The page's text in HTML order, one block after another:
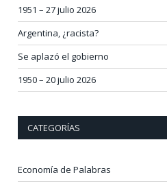
1951 – 27 julio 2026
Argentina, ¿racista?
Se aplazó el gobierno
1950 – 20 julio 2026
CATEGORÍAS
Economía de Palabras